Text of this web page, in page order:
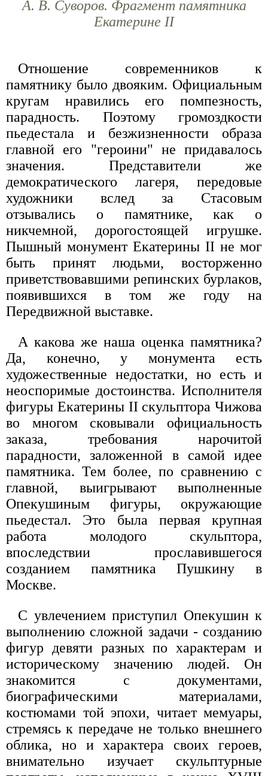
А. В. Суворов. Фрагмент памятника
Екатерине II
Отношение современников к
памятнику было двояким. Официальным
кругам нравились его помпезность,
парадность. Поэтому громоздкости
пьедестала и безжизненности образа
главной его "героини" не придавалось
значения. Представители же
демократического лагеря, передовые
художники вслед за Стасовым
отзывались о памятнике, как о
никчемной, дорогостоящей игрушке.
Пышный монумент Екатерины II не мог
быть принят людьми, восторженно
приветствовавшими репинских бурлаков,
появившихся в том же году на
Передвижной выставке.
А какова же наша оценка памятника?
Да, конечно, у монумента есть
художественные недостатки, но есть и
неоспоримые достоинства. Исполнителя
фигуры Екатерины II скульптора Чижова
во многом сковывали официальность
заказа, требования нарочитой
парадности, заложенной в самой идее
памятника. Тем более, по сравнению с
главной, выигрывают выполненные
Опекушиным фигуры, окружающие
пьедестал. Это была первая крупная
работа молодого скульптора,
впоследствии прославившегося
созданием памятника Пушкину в
Москве.
С увлечением приступил Опекушин к
выполнению сложной задачи - созданию
фигур девяти разных по характерам и
историческому значению людей. Он
знакомится с документами,
биографическими материалами,
костюмами той эпохи, читает мемуары,
стремясь к передаче не только внешнего
облика, но и характера своих героев,
внимательно изучает скульптурные